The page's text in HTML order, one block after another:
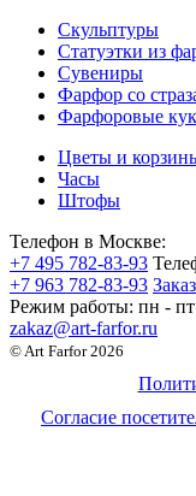
Скульптуры
Статуэтки из
Сувениры
Фарфор со
Фарфоровые
Цветы и
Часы
Штофы
Телефон в Москве:
+7 495 782-83-93
+7 963 782-83-93
Режим работы: пн -
zakaz@art-farfor.ru
© Art Farfor 2026
Согласие